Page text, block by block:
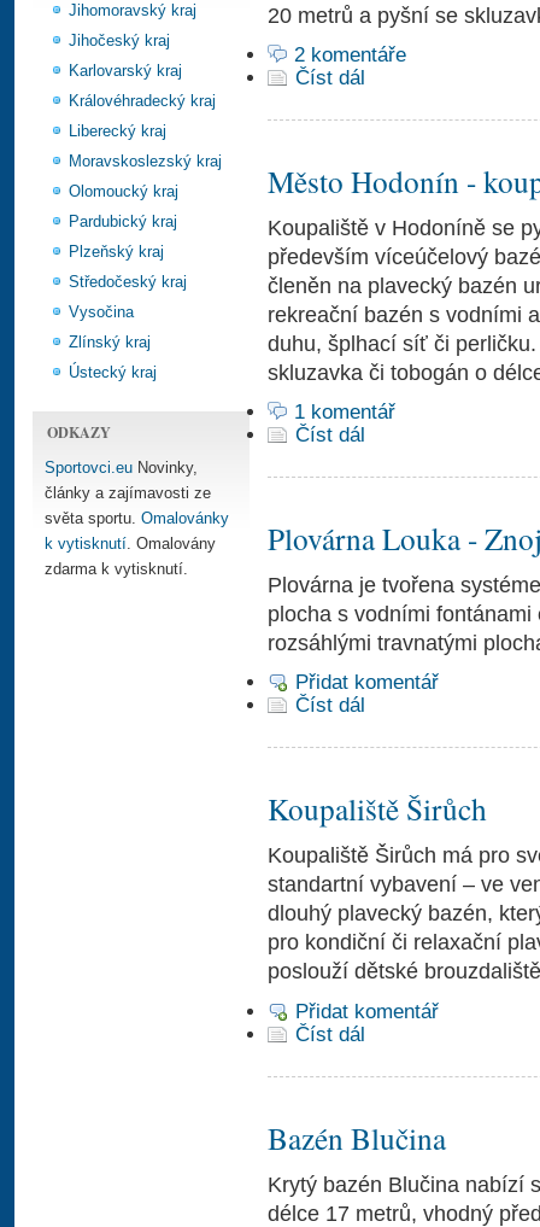
Jihomoravský kraj
Jihočeský kraj
Karlovarský kraj
Královéhradecký kraj
Liberecký kraj
Moravskoslezský kraj
Olomoucký kraj
Pardubický kraj
Plzeňský kraj
Středočeský kraj
Vysočina
Zlínský kraj
Ústecký kraj
ODKAZY
Sportovci.eu Novinky,
články a zajímavosti ze
světa sportu. Omalovánky
k vytisknutí. Omalovány
zdarma k vytisknutí.
20 metrů a pyšní se
2 komentáře
Číst dál
Město Hodonín -
Koupaliště v Hodoníně se
především víceúčelový
členěn na plavecký bazén
rekreační bazén s vodními
duhu, šplhací síť či
skluzavka či tobogán o
1 komentář
Číst dál
Plovárna Louka -
Plovárna je tvořena
plocha s vodními
rozsáhlými travnatými
Přidat komentář
Číst dál
Koupaliště Širůch
Koupaliště Širůch má pro
standartní vybavení – ve
dlouhý plavecký bazén,
pro kondiční či relaxační
poslouží dětské
Přidat komentář
Číst dál
Bazén Blučina
Krytý bazén Blučina nabízí
délce 17 metrů, vhodný